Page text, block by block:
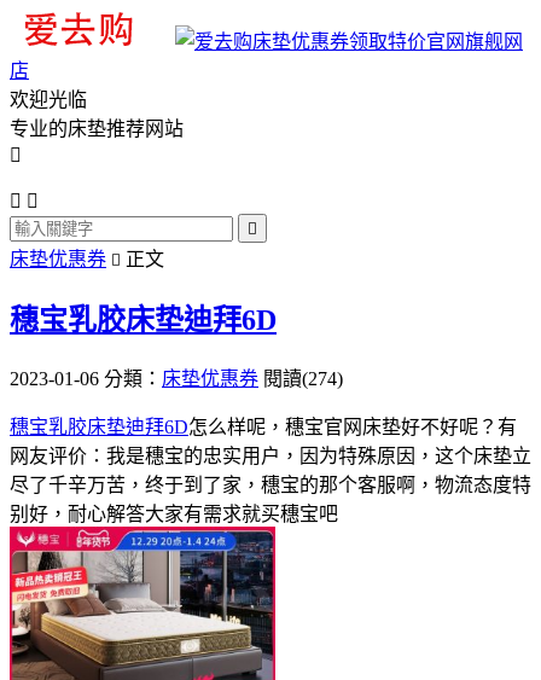
旗舰网
店
欢迎光临
专业的床垫推荐网站

 

床垫优惠券  正文
穗宝乳胶床垫迪拜6D
2023-01-06 分類： 床垫优惠券 閱讀(274)
穗宝乳胶床垫迪拜6D怎么样呢，穗宝官网床垫好不好呢？有
网友评价：我是穗宝的忠实用户，因为特殊原因，这个床垫立
尽了千辛万苦，终于到了家，穗宝的那个客服啊，物流态度特
别好，耐心解答大家有需求就买穗宝吧